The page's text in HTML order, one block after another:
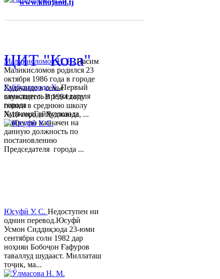
Гайбуллозода Х.Первый
заместитель председателя
города
ХуджандГайбуллозода
Хайрулло назначен на
данную должность по
постановлению
Председателя города ...
Маликисломов Н. Н.Насим
Маликисломов родился 23
октября 1986 года в городе
Худжанде в семье
служащего. В 1994 году
пошел в среднюю школу
№18 города Худжанда, ...
Юсуфӣ У. C. Недоступен ни
однин перевод.Юсуфӣ
Усмон Сиддиқзода 23-юми
сентябри соли 1982 дар
ноҳияи Бобоҷон Ғафуров
таваллуд шудааст. Миллаташ
тоҷик, ма...
www.khujand.tj
ЦИТ "Кова"